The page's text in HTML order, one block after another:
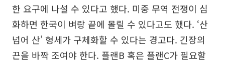
한 요구에 나설 수 있다고 했다. 미중 무역 전쟁이 심
화하면 한국이 벼랑 끝에 몰릴 수 있다고도 했다. ‘산
넘어 산’ 형세가 구체화할 수 있다는 경고다. 긴장의
끈을 바짝 조여야 한다. 플랜B 혹은 플랜C가 필요할